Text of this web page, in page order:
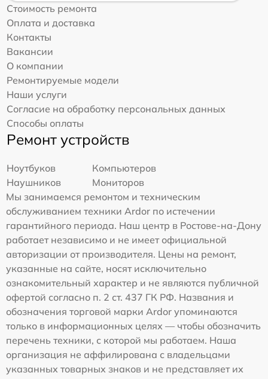
Стоимость ремонта
Оплата и доставка
Контакты
Вакансии
О компании
Ремонтируемые модели
Наши услуги
Согласие на обработку персональных данных
Способы оплаты
Ремонт устройств
Ноутбуков
Компьютеров
Наушников
Мониторов
Мы занимаемся ремонтом и техническим
обслуживанием техники Ardor по истечении
гарантийного периода. Наш центр в Ростове-на-Дону
работает независимо и не имеет официальной
авторизации от производителя. Цены на ремонт,
указанные на сайте, носят исключительно
ознакомительный характер и не являются публичной
офертой согласно п. 2 ст. 437 ГК РФ. Названия и
обозначения торговой марки Ardor упоминаются
только в информационных целях — чтобы обозначить
перечень техники, с которой мы работаем. Наша
организация не аффилирована с владельцами
указанных товарных знаков и не представляет их